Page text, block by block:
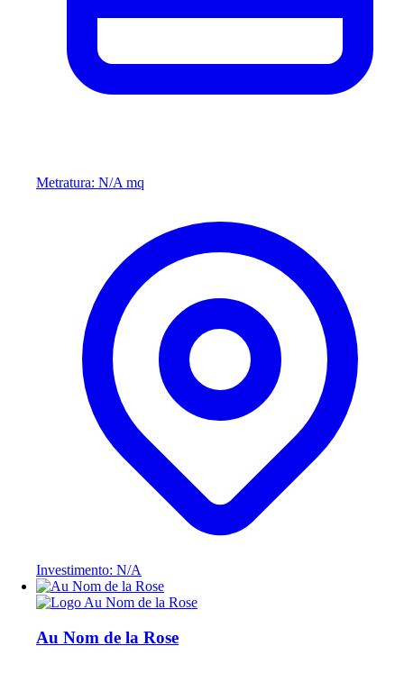
Metratura: N/A mq
Investimento: N/A
Au Nom de la Rose